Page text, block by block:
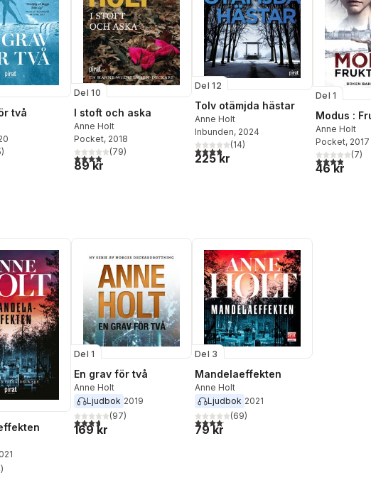
två
Totalt antal röster:
)
Del 10
I stoft och aska
Anne Holt
Pocket, 2018
3,9utav 5 stjärnor. Totalt antal röster:
(79)
89 kr
Del 12
Tolv otämjda hästar
Anne Holt
Inbunden, 2024
3,8utav 5 stjärnor. Totalt antal röster:
(14)
225 kr
Del 1
Modus :
Anne Holt
Pocket, 2017
3,9utav 5(7)
46 kr
Totalt antal röster:
)
Del 1
En grav för två
Anne Holt
Ljudbok 2019
3,7utav 5 stjärnor. Totalt antal röster:
(97)
169 kr
Del 3
Mandelaeffekten
Anne Holt
Ljudbok 2021
4,1utav 5 stjärnor. Totalt antal röster:
(69)
79 kr